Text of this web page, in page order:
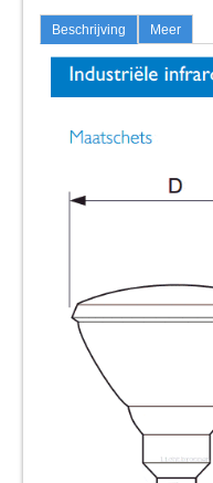
Beschrijving Meer